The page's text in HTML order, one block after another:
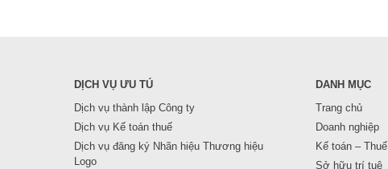
DỊCH VỤ ƯU TÚ
Dịch vụ thành lập Công ty
Dịch vụ Kế toán thuế
Dịch vụ đăng ký Nhãn hiệu Thương hiệu
Logo
DANH MỤC
Trang chủ
Doanh nghiệp
Kế toán – Thuế
Sở hữu trí tuệ